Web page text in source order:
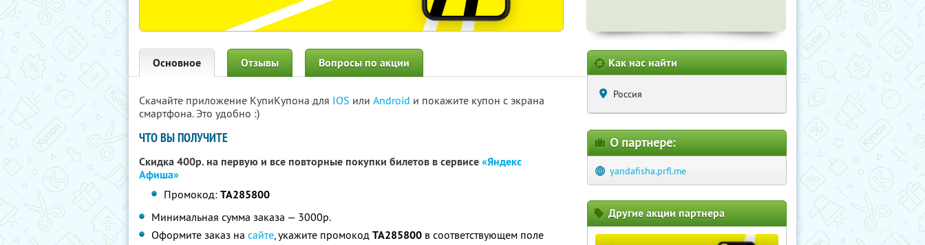
Основное Отзывы Вопросы по акции
Скачайте приложение КупиКупона для IOS или Android и покажите купон с экрана
смартфона. Это удобно :)
ЧТО ВЫ ПОЛУЧИТЕ
Скидка 400р. на первую и все повторные покупки билетов в сервисе«Яндекс
Афиша»
Промокод:TA285800
Минимальная сумма заказа — 3000р.
Оформите заказ на сайте, укажите промокод TA285800 в соответствующем поле
Как нас найти
Россия
О партнере:
yandafisha.prfl.me
Другие акции партнера